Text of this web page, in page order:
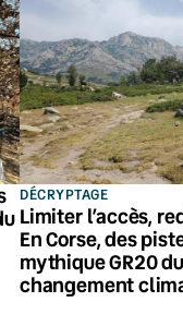
DÉCRYPTAGE
Limiter l’accès,
En Corse, des
mythique GR20
changement